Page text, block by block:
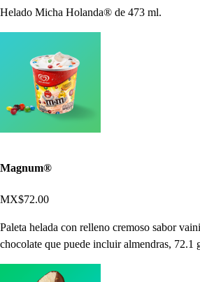
Helado Micha Holanda® de 473 ml.
Magnum®
MX$72.00
Paleta helada con relleno cremoso sabor
chocolate que puede incluir almendras, 72.1